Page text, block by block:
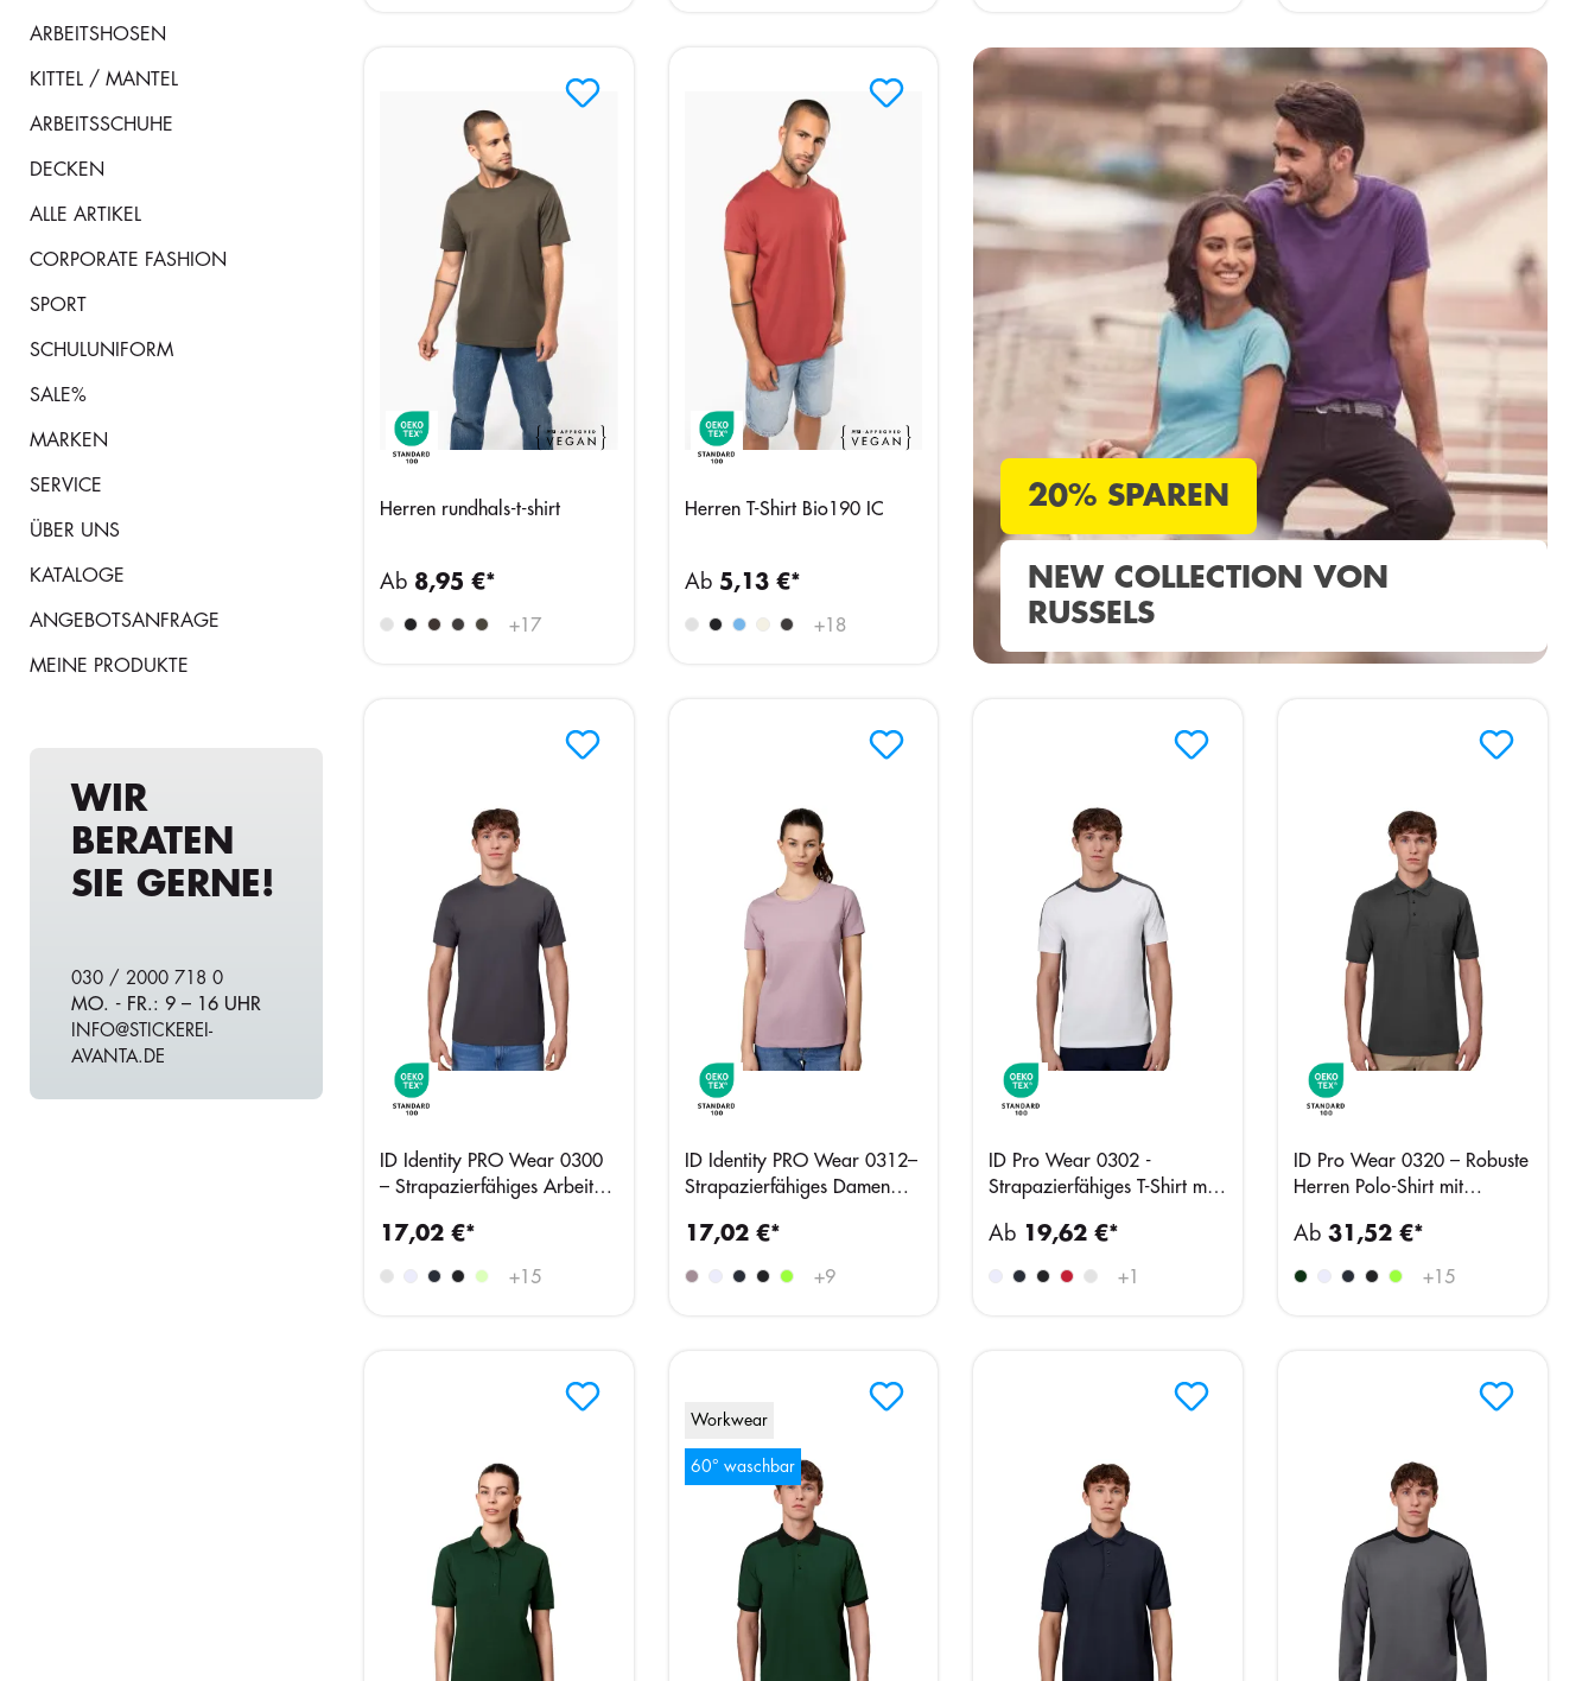
ARBEITSHOSEN
KITTEL / MANTEL
ARBEITSSCHUHE
DECKEN
ALLE ARTIKEL
CORPORATE FASHION
SPORT
SCHULUNIFORM
SALE%
MARKEN
SERVICE
ÜBER UNS
KATALOGE
ANGEBOTSANFRAGE
MEINE PRODUKTE
WIR
BERATEN
SIE GERNE!
030 / 2000 718 0
MO. - FR.: 9 – 16 UHR
INFO@STICKEREI-
AVANTA.DE
Herren rundhals-t-shirt
+17
Ab 8,95 €*
Herren T-Shirt Bio190 IC
+18
Ab 5,13 €*
20% SPAREN
NEW COLLECTION VON
RUSSELS
ID Identity PRO Wear 0300
– Strapazierfähiges Arbeits-
+15
17,02 €*
ID Identity PRO Wear 0312–
Strapazierfähiges Damen
+9
17,02 €*
ID Pro Wear 0302 -
Strapazierfähiges T-Shirt mit
+1
Ab 19,62 €*
ID Pro Wear 0320 – Robuste
Herren Polo-Shirt mit
+15
Ab31,52 €*
Workwear
60° waschbar